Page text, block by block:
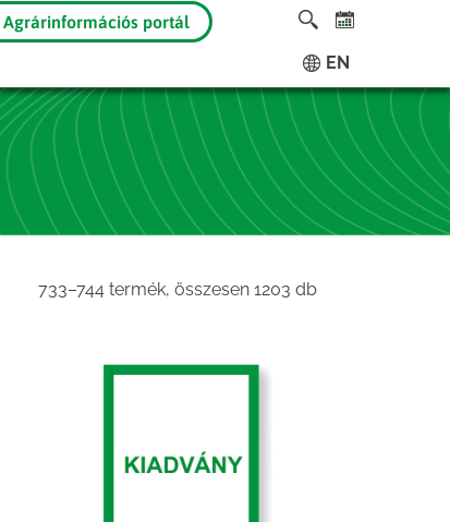
Agrárinformációs portál
EN
733–744 termék, összesen 1203 dbSorted